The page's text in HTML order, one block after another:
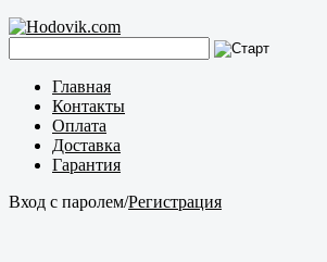
Главная
Контакты
Оплата
Доставка
Гарантия
Вход с паролем/Регистрация